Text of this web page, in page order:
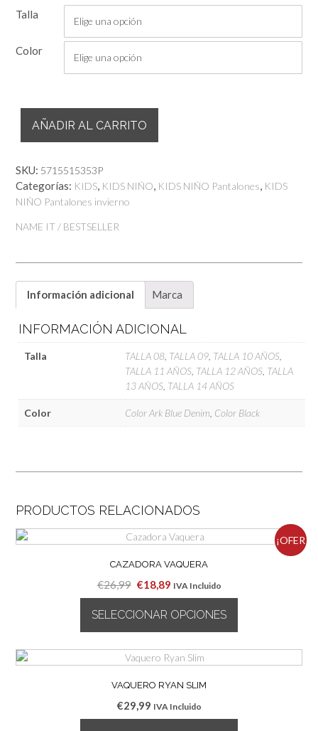
Talla
Color
Ryan
Regular
AÑADIR AL CARRITO
SKU: 5715515353P
Categorías: KIDS, KIDS NIÑO, KIDS NIÑO Pantalones, KIDS
NIÑO Pantalones invierno
NAME IT / BESTSELLER
Información adicional Marca
INFORMACIÓN ADICIONAL
Talla TALLA 08 TALLA 09 TALLA 10 AÑOS
TALLA 11 AÑOS TALLA 12 AÑOS TALLA
13 AÑOS TALLA 14 AÑOS
Color Color Ark Blue Denim Color Black
PRODUCTOS RELACIONADOS
¡OFER
CAZADORA VAQUERA
€26,99 El
precio
original
era:
€26,99.
€18,89El
precio
actual
es:
€18,89.
IVA Incluido
SELECCIONAR OPCIONES
producto
tiene
múltiples
Las
opciones
VAQUERO RYAN SLIM
€29,99 IVA Incluido